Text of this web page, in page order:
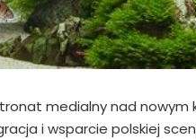
medialny nad nowym
i wsparcie polskiej